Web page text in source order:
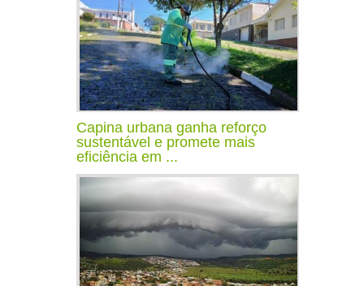
Capina urbana ganha reforço
sustentável e promete mais
eficiência em ...